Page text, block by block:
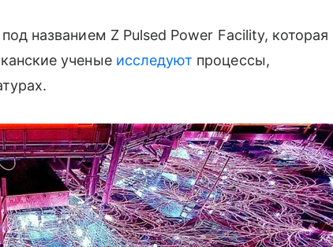
названием Z Pulsed Power Facility, которая
ученые исследуют процессы,